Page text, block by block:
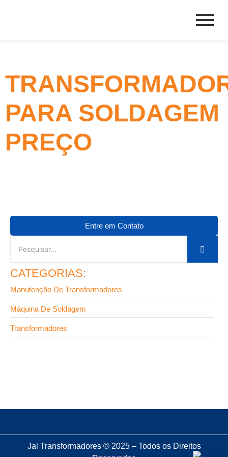
PARA SOLDAGEM
PREÇO
Entre em Contato
CATEGORIAS:
Manutenção De Transformadores
Máquina De Soldagem
Transformadores
Jal Transformadores © 2025 – Todos os Direitos